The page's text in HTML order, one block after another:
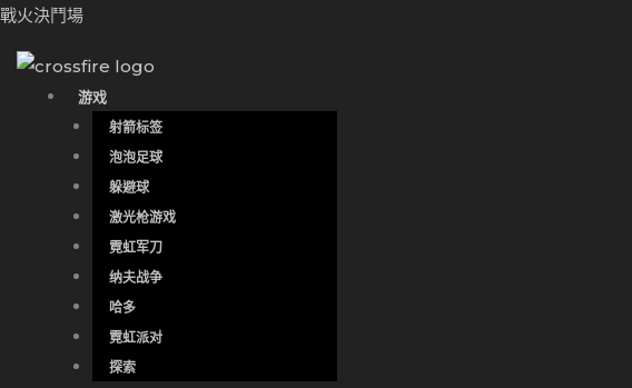
跳
戰火決鬥場
游戏
射箭标签
泡泡足球
躲避球
激光枪游戏
霓虹军刀
纳夫战争
哈多
霓虹派对
探索